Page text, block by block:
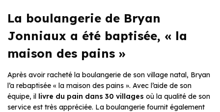
La boulangerie de Bryan
Jonniaux a été baptisée, « la
maison des pains »
Après avoir racheté la boulangerie de son village natal, Bryan
l’a rebaptisée « la maison des pains ». Avec l’aide de son
équipe, il livre du pain dans 30 villages où la qualité de son
service est très appréciée. La boulangerie fournit également